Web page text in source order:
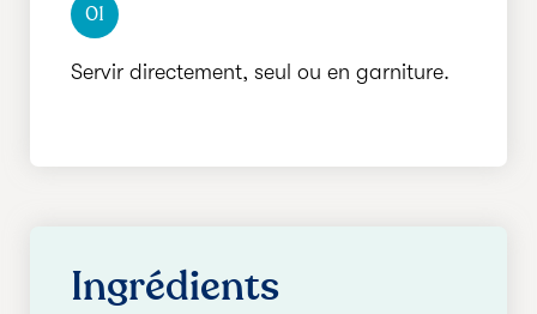
01
Servir directement, seul ou en garniture.
Ingrédients